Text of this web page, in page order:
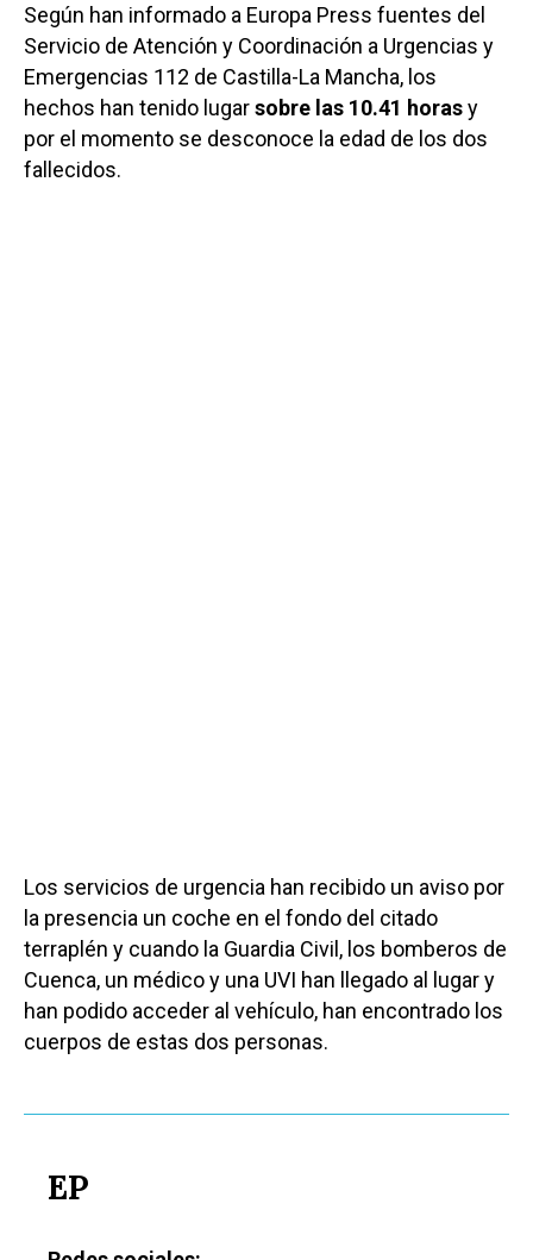
Según han informado a Europa Press fuentes del
Servicio de Atención y Coordinación a Urgencias y
Emergencias 112 de Castilla-La Mancha, los
hechos han tenido lugarsobre las 10.41 horasy
por el momento se desconoce la edad de los dos
fallecidos.
Los servicios de urgencia han recibido un aviso por
la presencia un coche en el fondo del citado
terraplén y cuando la Guardia Civil, los bomberos de
Cuenca, un médico y una UVI han llegado al lugar y
han podido acceder al vehículo, han encontrado los
cuerpos de estas dos personas.
EP